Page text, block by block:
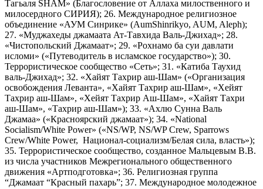
Тагьаля SHAM» (Благословение от Аллаха милоственного и
милосердного СИРИЯ); 26. Международное религиозное
объединение «АУМ Синрике» (AumShinrikyo, AUM, Aleph);
27. «Муджахеды джамаата Ат-Тавхида Валь-Джихад»; 28.
«Чистопольский Джамаат»; 29. «Рохнамо ба суи давлати
исломи» («Путеводитель в исламское государство»); 30.
Террористическое сообщество «Сеть»; 31. «Катиба Таухид
валь-Джихад»; 32. «Хайят Тахрир аш-Шам» («Организация
освобождения Леванта», «Хайят Тахрир аш-Шам», «Хейят
Тахрир аш-Шам», «Хейят Тахрир Аш-Шам», «Хайят Тахри
аш-Шам», «Тахрир аш-Шам»); 33. «Ахлю Сунна Валь
Джамаа» («Красноярский джамаат»); 34. «National
Socialism/White Power» («NS/WP, NS/WP Crew, Sparrows
Crew/White Power, Национал-социализм/Белая сила, власть»);
35. Террористическое сообщество, созданное Мальцевым В.В.
из числа участников Межрегионального общественного
движения «Артподготовка»; 36. Религиозная группа
“Джамаат “Красный пахарь”; 37. Международное молодежное